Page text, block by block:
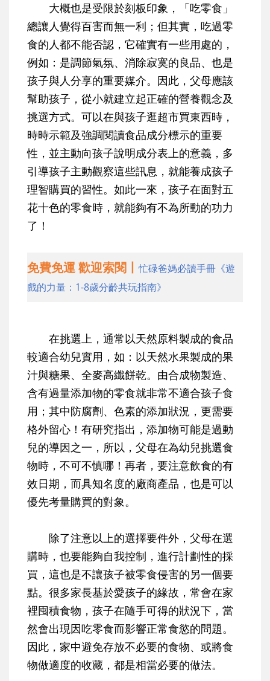
大概也是受限於刻板印象，「吃零食」
總讓人覺得百害而無一利；但其實，吃過零
食的人都不能否認，它確實有一些用處的，
例如：是調節氣氛、消除寂寞的良品、也是
孩子與人分享的重要媒介。因此，父母應該
幫助孩子，從小就建立起正確的營養觀念及
挑選方式。可以在與孩子逛超市買東西時，
時時示範及強調閱讀食品成分標示的重要
性，並主動向孩子說明成分表上的意義，多
引導孩子主動觀察這些訊息，就能養成孩子
理智購買的習性。如此一來，孩子在面對五
花十色的零食時，就能夠有不為所動的功力
了！
免費免運 歡迎索閱丨忙碌爸媽必讀手冊《遊
戲的力量：1-8歲分齡共玩指南》
在挑選上，通常以天然原料製成的食品
較適合幼兒實用，如：以天然水果製成的果
汁與糖果、全麥高纖餅乾。由合成物製造、
含有過量添加物的零食就非常不適合孩子食
用；其中防腐劑、色素的添加狀況，更需要
格外留心！有研究指出，添加物可能是過動
兒的導因之一，所以，父母在為幼兒挑選食
物時，不可不慎哪！再者，要注意飲食的有
效日期，而具知名度的廠商產品，也是可以
優先考量購買的對象。
除了注意以上的選擇要件外，父母在選
購時，也要能夠自我控制，進行計劃性的採
買，這也是不讓孩子被零食侵害的另一個要
點。很多家長基於愛孩子的緣故，常會在家
裡囤積食物，孩子在隨手可得的狀況下，當
然會出現因吃零食而影響正常食慾的問題。
因此，家中避免存放不必要的食物、或將食
物做適度的收藏，都是相當必要的做法。